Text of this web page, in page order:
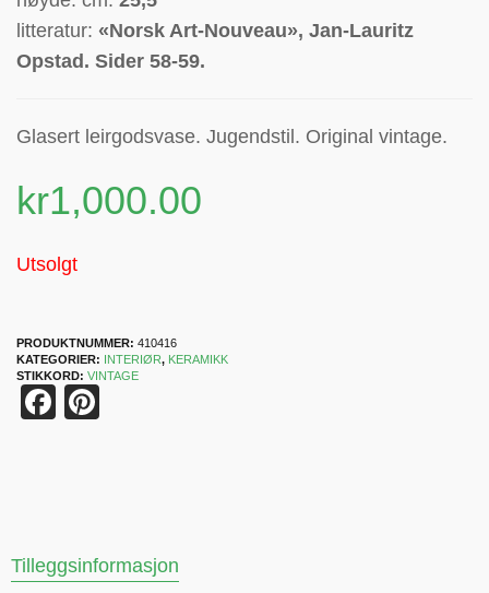
litteratur: «Norsk Art-Nouveau», Jan-Lauritz
Opstad. Sider 58-59.
Glasert leirgodsvase. Jugendstil. Original vintage.
kr1,000.00
Utsolgt
PRODUKTNUMMER: 410416
KATEGORIER: INTERIØR, KERAMIKK
STIKKORD: VINTAGE
Facebook
Tilleggsinformasjon